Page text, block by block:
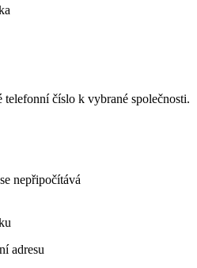
číslo k vybrané společnosti.
nepřipočítává
adresu